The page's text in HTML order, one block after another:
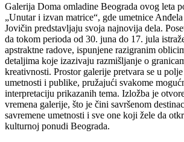
Galerija Doma omladine Beograda ovog leta
„Unutar i izvan matrice“, gde umetnice
Jovičin predstavljaju svoja najnovija dela.
da tokom perioda od 30. juna do 17. jula
apstraktne radove, ispunjene razigranim
detaljima koje izazivaju razmišljanje o
kreativnosti. Prostor galerije pretvara se u
umetnosti i publike, pružajući svakome
interpretaciju prikazanih tema. Izložba je
vremena galerije, što je čini savršenom
savremene umetnosti i sve one koji žele da
kulturnoj ponudi Beograda.